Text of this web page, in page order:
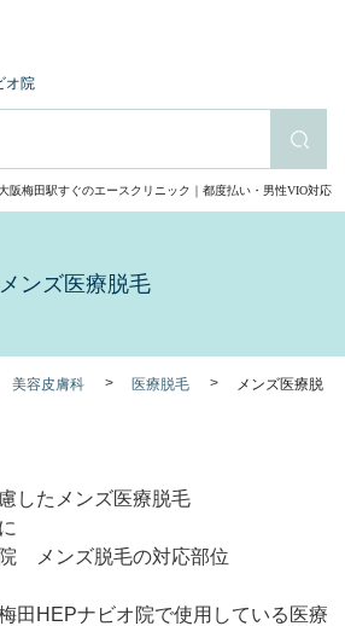
阪梅田駅すぐのエースクリニック｜都度払い・男性VIO対応
オ院
メンズ医療脱毛
美容皮膚科 医療脱毛
メンズ医療脱
したメンズ医療脱毛
メンズ脱毛の対応部位
田HEPナビオ院で使用している医療